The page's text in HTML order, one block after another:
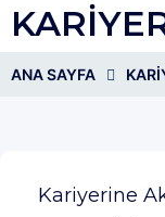
ANA SAYFA
Kariyerine